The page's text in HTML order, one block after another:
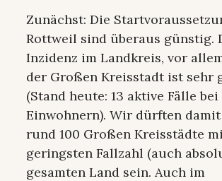
Zunächst: Die
Rottweil sind überaus günstig.
Inzidenz im Landkreis, vor
der Großen Kreisstadt ist sehr
(Stand heute: 13 aktive Fälle bei
Einwohnern). Wir dürften
rund 100 Großen Kreisstädte
geringsten Fallzahl (auch
gesamten Land sein. Auch im